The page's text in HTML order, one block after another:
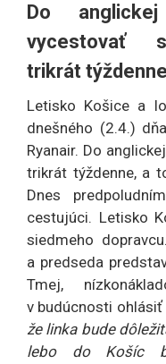
Do
vycestovať
trikrát
Letisko Košice a
dnešného (2.4.)
Ryanair. Do
trikrát týždenne, a
Dnes
cestujúci. Letisko
siedmeho
a predseda
Tmej,
v budúcnosti
že linka bude
lebo do Košíc